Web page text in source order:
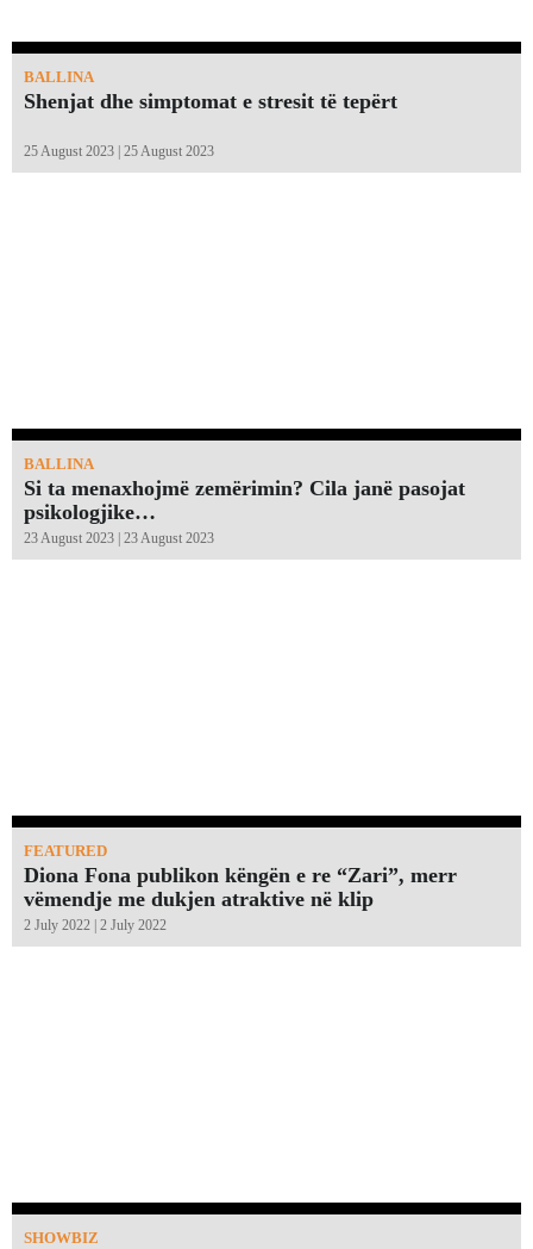
BALLINA
Shenjat dhe simptomat e stresit të tepërt
25 August 2023 | 25 August 2023
BALLINA
Si ta menaxhojmë zemërimin? Cila janë pasojat
psikologjike…
23 August 2023 | 23 August 2023
FEATURED
Diona Fona publikon këngën e re “Zari”, merr
vëmendje me dukjen atraktive në klip
2 July 2022 | 2 July 2022
SHOWBIZ